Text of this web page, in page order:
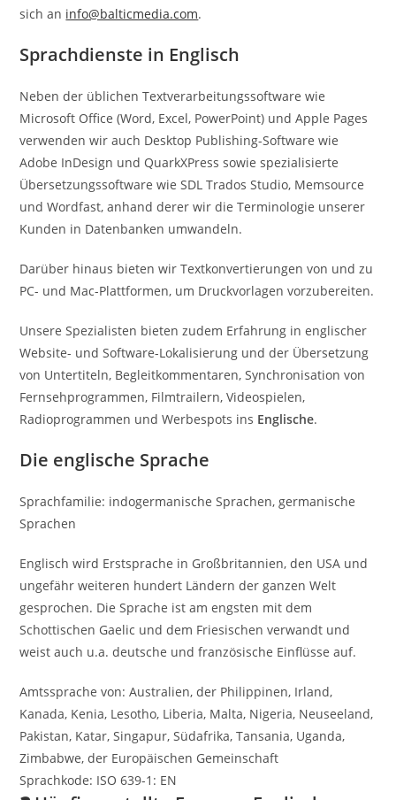
sich an info@balticmedia.com.
Sprachdienste in Englisch
Neben der üblichen Textverarbeitungssoftware wie
Microsoft Office (Word, Excel, PowerPoint) und Apple Pages
verwenden wir auch Desktop Publishing-Software wie
Adobe InDesign und QuarkXPress sowie spezialisierte
Übersetzungssoftware wie SDL Trados Studio, Memsource
und Wordfast, anhand derer wir die Terminologie unserer
Kunden in Datenbanken umwandeln.
Darüber hinaus bieten wir Textkonvertierungen von und zu
PC- und Mac-Plattformen, um Druckvorlagen vorzubereiten.
Unsere Spezialisten bieten zudem Erfahrung in englischer
Website- und Software-Lokalisierung und der Übersetzung
von Untertiteln, Begleitkommentaren, Synchronisation von
Fernsehprogrammen, Filmtrailern, Videospielen,
Radioprogrammen und Werbespots ins Englische.
Die englische Sprache
Sprachfamilie: indogermanische Sprachen, germanische
Sprachen
Englisch wird Erstsprache in Großbritannien, den USA und
ungefähr weiteren hundert Ländern der ganzen Welt
gesprochen. Die Sprache ist am engsten mit dem
Schottischen Gaelic und dem Friesischen verwandt und
weist auch u.a. deutsche und französische Einflüsse auf.
Amtssprache von: Australien, der Philippinen, Irland,
Kanada, Kenia, Lesotho, Liberia, Malta, Nigeria, Neuseeland,
Pakistan, Katar, Singapur, Südafrika, Tansania, Uganda,
Zimbabwe, der Europäischen Gemeinschaft
Sprachkode: ISO 639-1: EN